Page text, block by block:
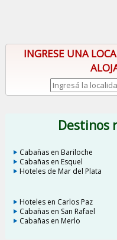
INGRESE UNA
Destinos
Cabañas en Bariloche
Cabañas en Esquel
Hoteles de Mar del Plata
Hoteles en Carlos Paz
Cabañas en San Rafael
Cabañas en Merlo